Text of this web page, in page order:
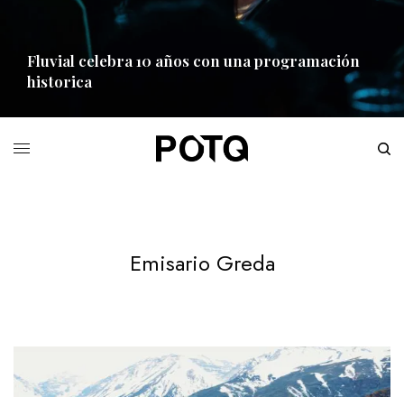
Fluvial celebra 10 años con una programación
historica
Emisario Greda